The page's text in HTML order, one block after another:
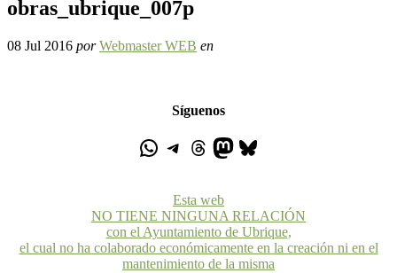
obras_ubrique_007p
08 Jul 2016 por Webmaster WEB en
Síguenos
Esta web
NO TIENE NINGUNA RELACIÓN
con el Ayuntamiento de Ubrique,
el cual no ha colaborado económicamente en la creación ni en el
mantenimiento de la misma